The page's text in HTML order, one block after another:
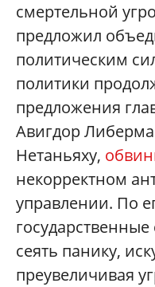
смертельной
предложил
политическим
политики
предложения
Авигдор
Нетаньяху,
некорректном
управлении. По
сеять панику,
преувеличивая